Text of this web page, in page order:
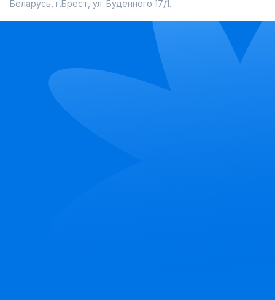
Беларусь, г.Брест, ул. Буденного 17/1.